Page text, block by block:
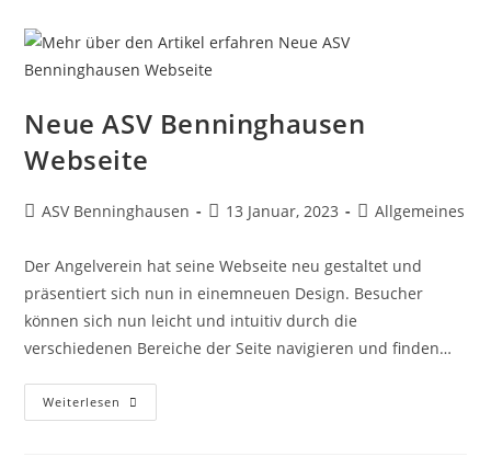
Neue ASV Benninghausen
Webseite
Beitrags-
ASV Benninghausen
Beitrag
13 Januar, 2023
Beitrags-
Allgemeines
Der Angelverein hat seine Webseite neu gestaltet und
präsentiert sich nun in einemneuen Design. Besucher
können sich nun leicht und intuitiv durch die
verschiedenen Bereiche der Seite navigieren und finden…
Weiterlesen Neue
ASV